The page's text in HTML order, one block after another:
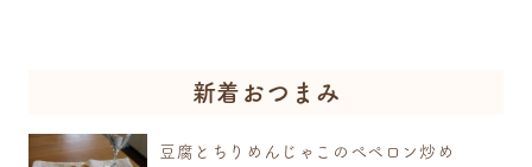
新着おつまみ
豆腐とちりめんじゃこのぺペロン炒め